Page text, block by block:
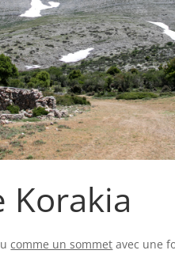
Korakia
comme un sommet avec une